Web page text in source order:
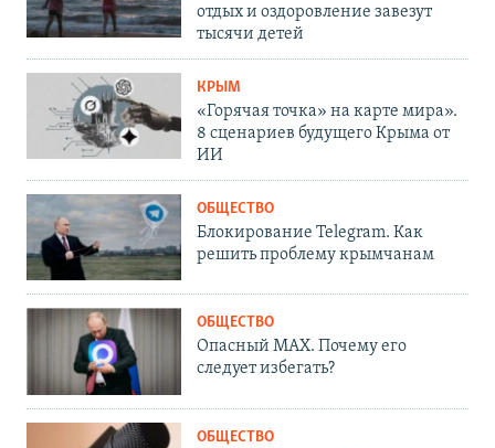
отдых и оздоровление завезут
тысячи детей
КРЫМ
«Горячая точка» на карте мира».
8 сценариев будущего Крыма от
ИИ
ОБЩЕСТВО
Блокирование Telegram. Как
решить проблему крымчанам
ОБЩЕСТВО
Опасный MAX. Почему его
следует избегать?
ОБЩЕСТВО